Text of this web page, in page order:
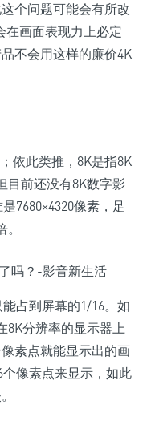
个问题可能会有所改
在画面表现力上必定
不会用这样的廉价4K
依此类推，8K是指8K
目前还没有8K数字影
7680×4320像素，足
占到屏幕的1/16。如
8K分辨率的显示器上
素点就能显示出的画
像素点来显示，如此